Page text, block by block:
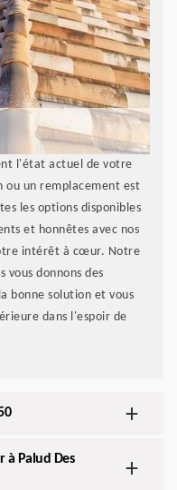
l'état actuel de votre
un remplacement est
les options disponibles
et honnêtes avec nos
intérêt à cœur. Notre
vous donnons des
bonne solution et vous
dans l'espoir de
à Palud Des